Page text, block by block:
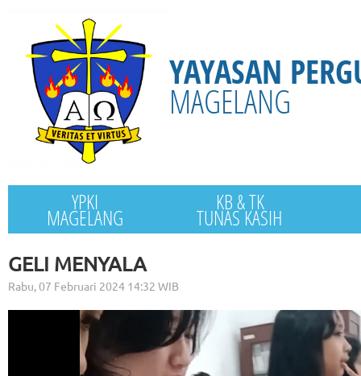
YAYASAN
MAGELANG
YPKI
MAGELANG
KB & TK
TUNAS KASIH
GELI MENYALA
Rabu, 07 Februari 2024 14:32 WIB